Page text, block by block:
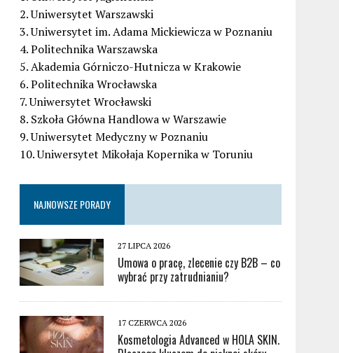
2. Uniwersytet Warszawski
3. Uniwersytet im. Adama Mickiewicza w Poznaniu
4. Politechnika Warszawska
5. Akademia Górniczo-Hutnicza w Krakowie
6. Politechnika Wrocławska
7. Uniwersytet Wrocławski
8. Szkoła Główna Handlowa w Warszawie
9. Uniwersytet Medyczny w Poznaniu
10. Uniwersytet Mikołaja Kopernika w Toruniu
NAJNOWSZE PORADY
27 LIPCA 2026
Umowa o pracę, zlecenie czy B2B – co
wybrać przy zatrudnianiu?
17 CZERWCA 2026
Kosmetologia Advanced w HOLA SKIN.